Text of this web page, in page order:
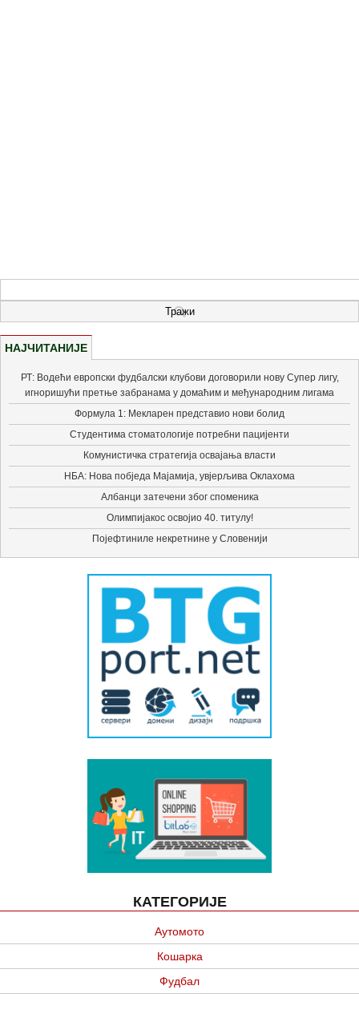
НАЈЧИТАНИЈЕ
РТ: Водећи европски фудбалски клубови договорили нову Супер лигу,
игноришући претње забранама у домаћим и међународним лигама
Формула 1: Мекларен представио нови болид
Студентима стоматологије потребни пацијенти
Комунистичка стратегија освајања власти
НБА: Нова побједа Мајамија, увјерљива Оклахома
Албанци затечени због споменика
Олимпијакос освојио 40. титулу!
Појефтиниле некретнине у Словенији
КАТЕГОРИЈЕ
Аутомото
Кошарка
Фудбал